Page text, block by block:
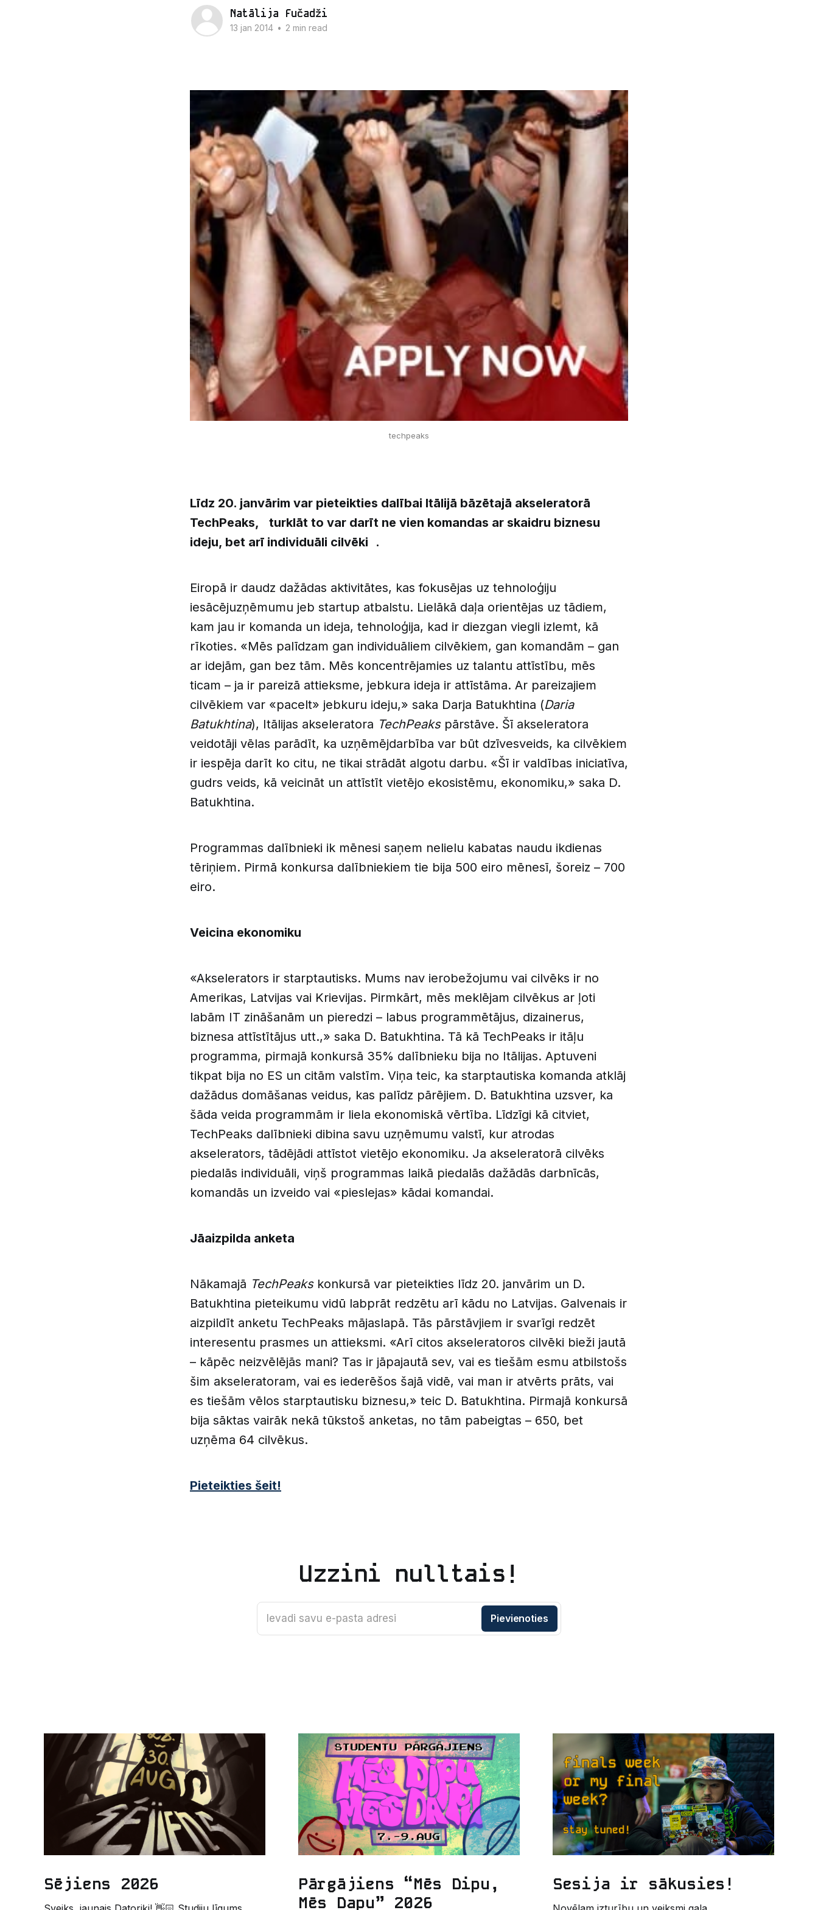
Natālija Fučadži
13 jan 2014 • 2 min read
techpeaks
Līdz 20. janvārim var pieteikties dalībai Itālijā bāzētajā akseleratorā
TechPeaks, turklāt to var darīt ne vien komandas ar skaidru biznesu
ideju, bet arī individuāli cilvēki .
Eiropā ir daudz dažādas aktivitātes, kas fokusējas uz tehnoloģiju
iesācējuzņēmumu jeb startup atbalstu. Lielākā daļa orientējas uz tādiem,
kam jau ir komanda un ideja, tehnoloģija, kad ir diezgan viegli izlemt, kā
rīkoties. «Mēs palīdzam gan individuāliem cilvēkiem, gan komandām – gan
ar idejām, gan bez tām. Mēs koncentrējamies uz talantu attīstību, mēs
ticam – ja ir pareizā attieksme, jebkura ideja ir attīstāma. Ar pareizajiem
cilvēkiem var «pacelt» jebkuru ideju,» saka Darja Batukhtina (Daria
Batukhtina), Itālijas akseleratora TechPeaks pārstāve. Šī akseleratora
veidotāji vēlas parādīt, ka uzņēmējdarbība var būt dzīvesveids, ka cilvēkiem
ir iespēja darīt ko citu, ne tikai strādāt algotu darbu. «Šī ir valdības iniciatīva,
gudrs veids, kā veicināt un attīstīt vietējo ekosistēmu, ekonomiku,» saka D.
Batukhtina.
Programmas dalībnieki ik mēnesi saņem nelielu kabatas naudu ikdienas
tēriņiem. Pirmā konkursa dalībniekiem tie bija 500 eiro mēnesī, šoreiz – 700
eiro.
Veicina ekonomiku
«Akselerators ir starptautisks. Mums nav ierobežojumu vai cilvēks ir no
Amerikas, Latvijas vai Krievijas. Pirmkārt, mēs meklējam cilvēkus ar ļoti
labām IT zināšanām un pieredzi – labus programmētājus, dizainerus,
biznesa attīstītājus utt.,» saka D. Batukhtina. Tā kā TechPeaks ir itāļu
programma, pirmajā konkursā 35% dalībnieku bija no Itālijas. Aptuveni
tikpat bija no ES un citām valstīm. Viņa teic, ka starptautiska komanda atklāj
dažādus domāšanas veidus, kas palīdz pārējiem. D. Batukhtina uzsver, ka
šāda veida programmām ir liela ekonomiskā vērtība. Līdzīgi kā citviet,
TechPeaks dalībnieki dibina savu uzņēmumu valstī, kur atrodas
akselerators, tādējādi attīstot vietējo ekonomiku. Ja akseleratorā cilvēks
piedalās individuāli, viņš programmas laikā piedalās dažādās darbnīcās,
komandās un izveido vai «pieslejas» kādai komandai.
Jāaizpilda anketa
Nākamajā TechPeaks konkursā var pieteikties līdz 20. janvārim un D.
Batukhtina pieteikumu vidū labprāt redzētu arī kādu no Latvijas. Galvenais ir
aizpildīt anketu TechPeaks mājaslapā. Tās pārstāvjiem ir svarīgi redzēt
interesentu prasmes un attieksmi. «Arī citos akseleratoros cilvēki bieži jautā
– kāpēc neizvēlējās mani? Tas ir jāpajautā sev, vai es tiešām esmu atbilstošs
šim akseleratoram, vai es iederēšos šajā vidē, vai man ir atvērts prāts, vai
es tiešām vēlos starptautisku biznesu,» teic D. Batukhtina. Pirmajā konkursā
bija sāktas vairāk nekā tūkstoš anketas, no tām pabeigtas – 650, bet
uzņēma 64 cilvēkus.
Pieteikties šeit!
Uzzini nulltais!
Ievadi savu e-pasta adresi Pievienoties
Sējiens 2026
Pārgājiens “Mēs Dipu,
Mēs Dapu” 2026
Sesija ir sākusies!